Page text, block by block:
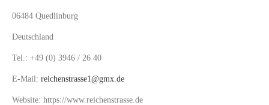
06484 Quedlinburg
Deutschland
Tel.: +49 (0) 3946 / 26 40
E-Mail: reichenstrasse1@gmx.de
Website: https://www.reichenstrasse.de